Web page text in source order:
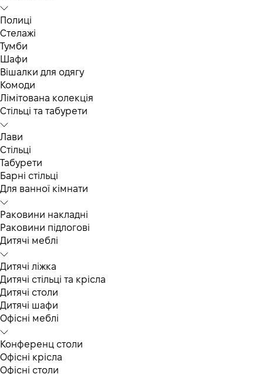
Полиці
Стелажі
Тумби
Шафи
Вішалки для одягу
Комоди
Лімітована колекція
Стільці та табурети
Лави
Стільці
Табурети
Барні стільці
Для ванної кімнати
Раковини накладні
Раковини підлогові
Дитячі меблі
Дитячі ліжка
Дитячі стільці та крісла
Дитячі столи
Дитячі шафи
Офісні меблі
Конференц столи
Офісні крісла
Офісні столи